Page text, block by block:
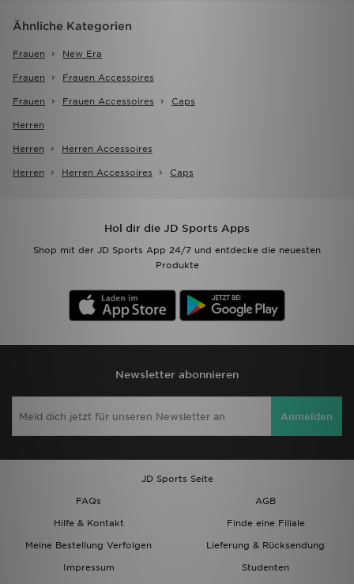
Ähnliche Kategorien
Frauen New Era
Frauen Frauen Accessoires
Frauen Frauen Accessoires Caps
Herren
Herren Herren Accessoires
Herren Herren Accessoires Caps
Hol dir die JD Sports Apps
Shop mit der JD Sports App 24/7 und entdecke die neuesten
Produkte
Newsletter abonnieren
Anmelden
JD Sports Seite
FAQs
AGB
Hilfe & Kontakt
Finde eine Filiale
Meine Bestellung Verfolgen
Lieferung & Rücksendung
Impressum
Studenten